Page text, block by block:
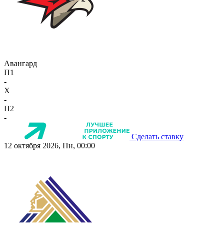
Авангард
П1
-
X
-
П2
-
Сделать ставку
12 октября 2026, Пн, 00:00